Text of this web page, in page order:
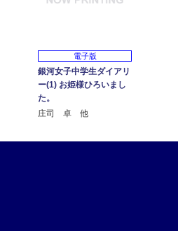
電子版
銀河女子中学生ダイアリ
ー(1) お姫様ひろいまし
た。
庄司 卓 他